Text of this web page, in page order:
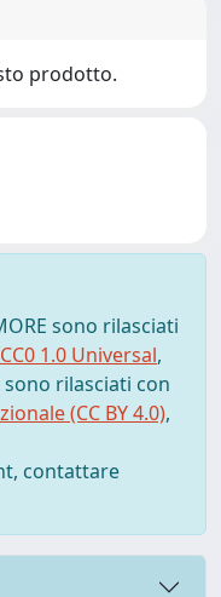
prodotto.
sono rilasciati
1.0 Universal,
rilasciati con
(CC BY 4.0),
contattare